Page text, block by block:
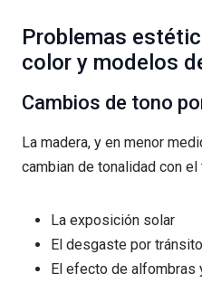
Problemas
color y modelos
Cambios de tono
La madera, y en menor
cambian de tonalidad con
La exposición solar
El desgaste por tránsito
El efecto de alfombras